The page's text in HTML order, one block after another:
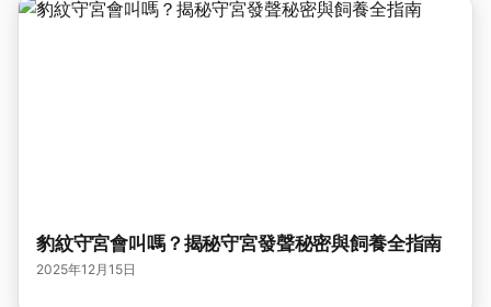
豹紋守宮會叫嗎？揭秘守宮發聲秘密與飼養全指南
2025年12月15日